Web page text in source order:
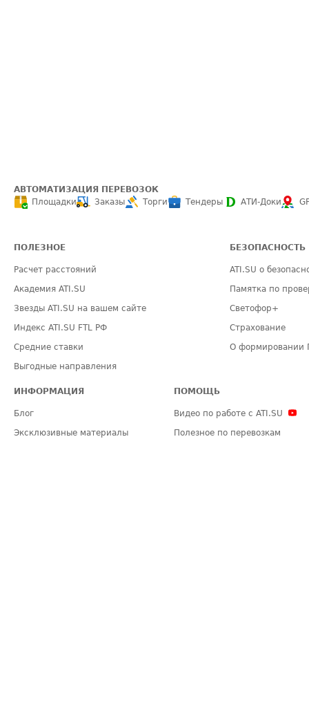
АВТОМАТИЗАЦИЯ ПЕРЕВОЗОК
Площадки
Заказы Торги Тендеры АТИ-Доки
ПОЛЕЗНОЕ
Расчет расстояний
Академия ATI.SU
Звезды ATI.SU на вашем сайте
Индекс ATI.SU FTL РФ
Средние ставки
Выгодные направления
БЕЗОПАСНОСТЬ
ATI.SU о
Памятка по
Светофор+
Страхование
О формировании
ИНФОРМАЦИЯ
Блог
Эксклюзивные материалы
ПОМОЩЬ
Видео по работе с ATI.SU
Полезное по перевозкам